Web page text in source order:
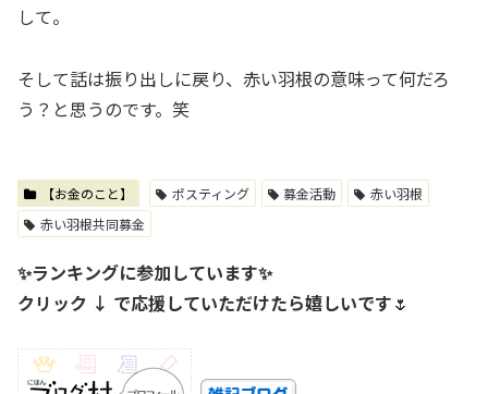
して。
そして話は振り出しに戻り、赤い羽根の意味って何だろ
う？と思うのです。笑
【お金のこと】 ポスティング 募金活動
赤い羽根
赤い羽根共同募金
✨ランキングに参加しています✨
クリック ↓ で応援していただけたら嬉しいです🌷